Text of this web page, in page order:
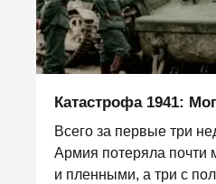
Катастрофа 1941:
Всего за первые три
Армия потеряла почти
и пленными, а три с